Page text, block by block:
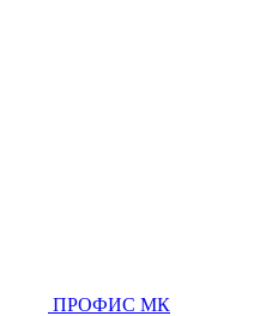
ПРОФИС МК